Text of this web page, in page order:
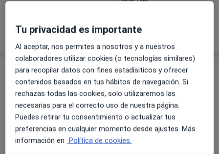
. Curso de Especialista en Psiquiatría Legal y Forense.
Universidad Nacional de Educación a Distancia (UNED).
. Curso de Especialización Universitaria en Trastorno
Bipolar. Universidad de Barcelona.
. Curso de Experto Universitario en Patología Dual.
Universidad CEU – Cardenal Herrera de Castellón.
. Curso de actualización en Salud Mental Infantil y del
Adolescente. Universidad Miguel Hernández de Elche.
. Máster en Psicofarmacología (Universidad de
Valencia).
. Curso de Especialista en Salud Mental Perinatal
Mostrar más detalles
Servicios y precios
Consulta online (Primera visita)
130 € Detalles Reservar cita
Consulta online (visitas sucesivas)
90 € Detalles
Tu privacidad es importante
Al aceptar, nos permites a nosotros y a nuestros
colaboradores utilizar cookies (o tecnologías similares)
para recopilar datos con fines estadísiticos y ofrecer
contenidos basados en tus hábitos de navegación. Si
rechazas todas las cookies, solo utilizaremos las
necesarias para el correcto uso de nuestra página.
Puedes retirar tu consentimiento o actualizar tus
preferencias en cualquier momento desde ajustes. Más
información en Política de cookies.